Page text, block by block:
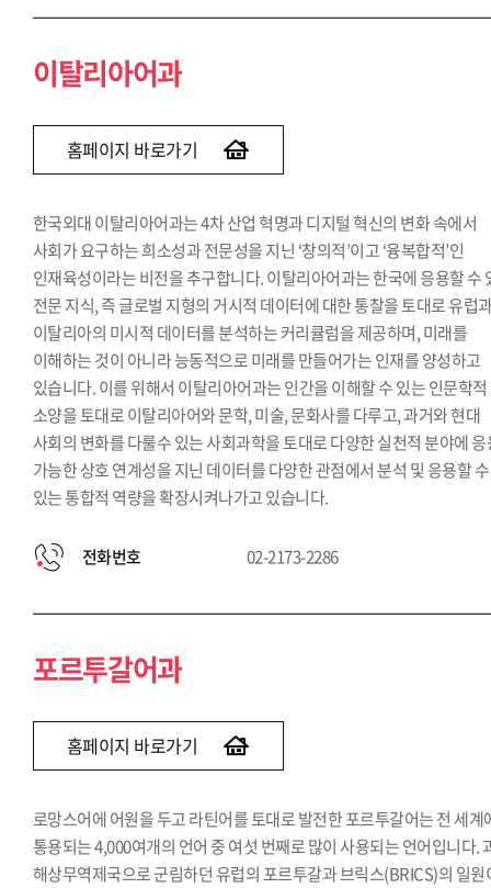
이탈리아어과
홈페이지 바로가기
한국외대 이탈리아어과는 4차 산업 혁명과 디지털 혁신의 변화 속에서
사회가 요구하는 희소성과 전문성을 지닌 ‘창의적’이고 ‘융복합적’인
인재육성이라는 비전을 추구합니다. 이탈리아어과는 한국에 응용할 수
전문 지식, 즉 글로벌 지형의 거시적 데이터에 대한 통찰을 토대로 유럽
이탈리아의 미시적 데이터를 분석하는 커리큘럼을 제공하며, 미래를
이해하는 것이 아니라 능동적으로 미래를 만들어가는 인재를 양성하고
있습니다. 이를 위해서 이탈리아어과는 인간을 이해할 수 있는 인문학적
소양을 토대로 이탈리아어와 문학, 미술, 문화사를 다루고, 과거와 현대
사회의 변화를 다룰수 있는 사회과학을 토대로 다양한 실천적 분야에
가능한 상호 연계성을 지닌 데이터를 다양한 관점에서 분석 및 응용할 수
있는 통합적 역량을 확장시켜나가고 있습니다.
전화번호 02-2173-2286
포르투갈어과
홈페이지 바로가기
로망스어에 어원을 두고 라틴어를 토대로 발전한 포르투갈어는 전 세계
통용되는 4,000여개의 언어 중 여섯 번째로 많이 사용되는 언어입니다.
해상무역제국으로 군림하던 유럽의 포르투갈과 브릭스(BRICS)의 일원